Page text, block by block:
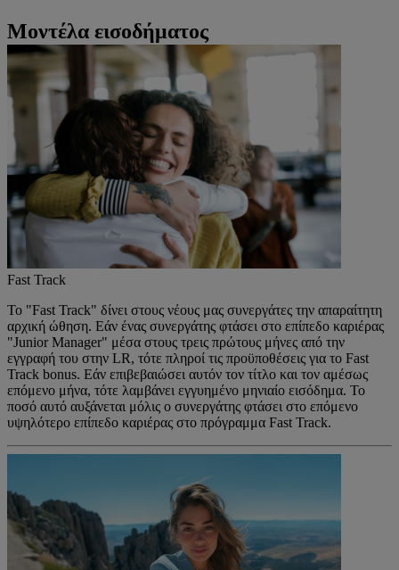
Μοντέλα εισοδήματος
Fast Track
Το "Fast Track" δίνει στους νέους μας συνεργάτες την απαραίτητη
αρχική ώθηση. Εάν ένας συνεργάτης φτάσει στο επίπεδο καριέρας
"Junior Manager" μέσα στους τρεις πρώτους μήνες από την
εγγραφή του στην LR, τότε πληροί τις προϋποθέσεις για το Fast
Track bonus. Εάν επιβεβαιώσει αυτόν τον τίτλο και τον αμέσως
επόμενο μήνα, τότε λαμβάνει εγγυημένο μηνιαίο εισόδημα. Το
ποσό αυτό αυξάνεται μόλις ο συνεργάτης φτάσει στο επόμενο
υψηλότερο επίπεδο καριέρας στο πρόγραμμα Fast Track.